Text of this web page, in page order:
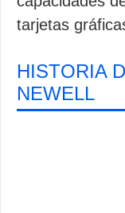
tarjetas
HISTORIA
NEWELL